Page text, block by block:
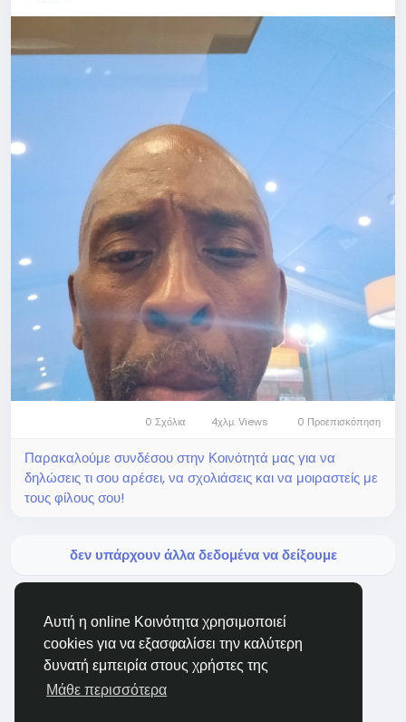
Αυτή η online Κοινότητα χρησιμοποιεί
cookies για να εξασφαλίσει την καλύτερη
δυνατή εμπειρία στους χρήστες της
Μάθε περισσότερα
0 Σχόλια 4χλμ. Views 0 Προεπισκόπηση
Παρακαλούμε συνδέσου στην Κοινότητά μας για να
δηλώσεις τι σου αρέσει, να σχολιάσεις και να μοιραστείς με
τους φίλους σου!
δεν υπάρχουν άλλα δεδομένα να δείξουμε
BigMoney.VIP Powered by